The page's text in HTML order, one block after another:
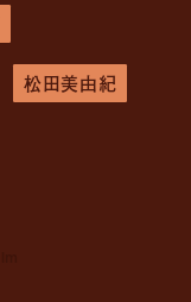
松田美由紀